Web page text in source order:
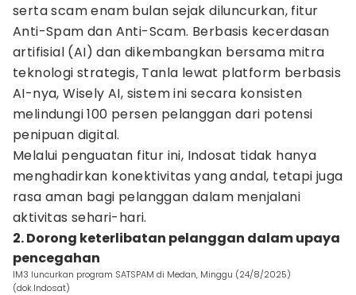
serta scam enam bulan sejak diluncurkan, fitur
Anti-Spam dan Anti-Scam. Berbasis kecerdasan
artifisial (AI) dan dikembangkan bersama mitra
teknologi strategis, Tanla lewat platform berbasis
AI-nya, Wisely AI, sistem ini secara konsisten
melindungi 100 persen pelanggan dari potensi
penipuan digital.
Melalui penguatan fitur ini, Indosat tidak hanya
menghadirkan konektivitas yang andal, tetapi juga
rasa aman bagi pelanggan dalam menjalani
aktivitas sehari-hari.
2. Dorong keterlibatan pelanggan dalam upaya
pencegahan
IM3 luncurkan program SATSPAM di Medan, Minggu (24/8/2025)
(dok.Indosat)